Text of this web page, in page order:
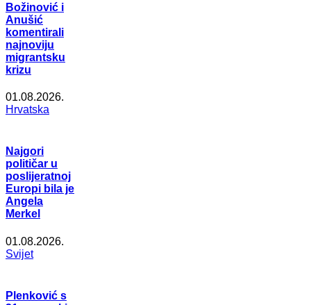
Božinović i
Anušić
komentirali
najnoviju
migrantsku
krizu
01.08.2026.
Hrvatska
Najgori
političar u
poslijeratnoj
Europi bila je
Angela
Merkel
01.08.2026.
Svijet
Plenković s